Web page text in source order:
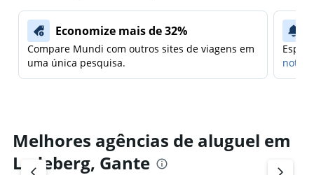
Economize mais de 32%
Compare Mundi com outros sites de viagens em
uma única pesquisa.
Melhores agências de aluguel em
Ledeberg, Gante